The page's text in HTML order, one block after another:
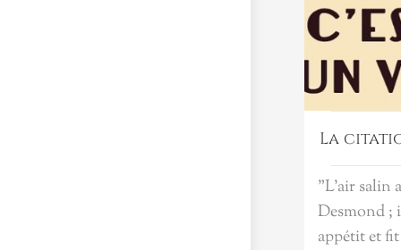
La
"L'air salin
Desmond ;
appétit et